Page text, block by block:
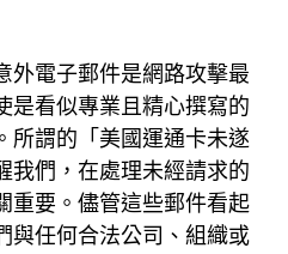
外電子郵件是網路攻擊最
是看似專業且精心撰寫的
所謂的「美國運通卡未遂
我們，在處理未經請求的
重要。儘管這些郵件看起
與任何合法公司、組織或